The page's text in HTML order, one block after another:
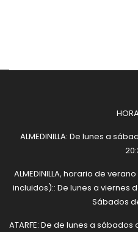
ALMEDINILLA: De lunes a
ALMEDINILLA, horario de
incluidos):: De lunes a viernes
Sábados
ATARFE: De de lunes a sábados